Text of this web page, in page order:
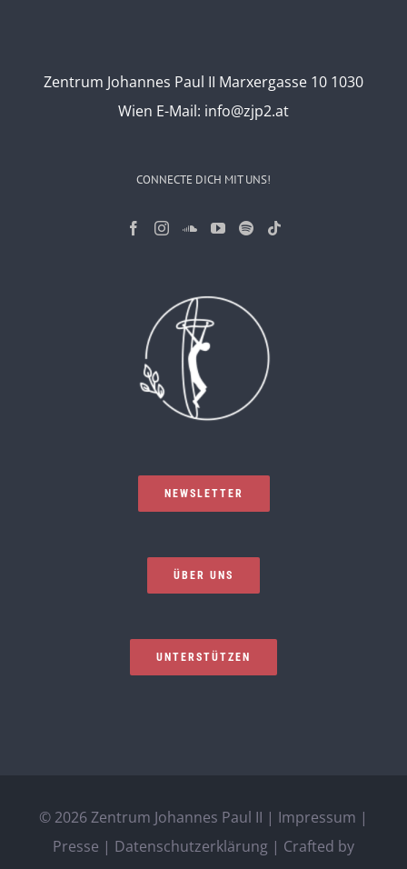
Zentrum Johannes Paul II Marxergasse 10 1030
Wien E-Mail: info@zjp2.at
CONNECTE DICH MIT UNS!
NEWSLETTER
ÜBER UNS
UNTERSTÜTZEN
© 2026 Zentrum Johannes Paul II | Impressum |
Presse | Datenschutzerklärung | Crafted by